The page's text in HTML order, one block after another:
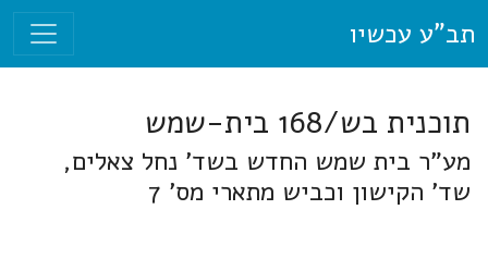
תב"ע עכשיו
תוכנית בש/168 בית-שמש
מע"ר בית שמש החדש בשד' נחל צאלים,
שד' הקישון וכביש מתארי מס' 7